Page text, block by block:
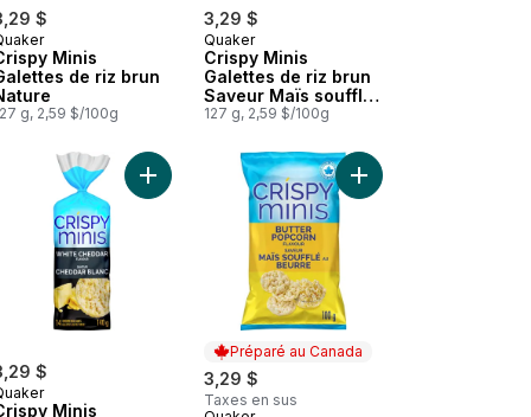
$
Minis
de riz brun
g, 2,59 $/100g
3,29 $
Quaker
Crispy Minis
Galettes de riz brun
Saveur Maïs soufflé
au beurre
127 g, 2,59 $/100g
et basilic au panier
Saveur Caramel et brisures de chocolat au panier
de riz brun Crispy Minis Cheddar au panier
$
Minis
Ajouter Crispy Minis Galettes de riz brun Saveur
Préparé au Canada
3,29 $
Taxes en sus
Ajouter Galettes de